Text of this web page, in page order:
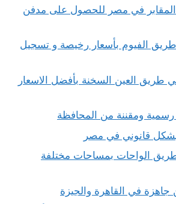
في مصر للحصول على مدفن
الفيوم بأسعار رخيصة و تسجيل
طريق العين السخنة بأفضل الاسعار
رسمية ومقننة من المحافظة
قانوني في مصر
الواحات بمساحات مختلفة
في القاهرة والجيزة